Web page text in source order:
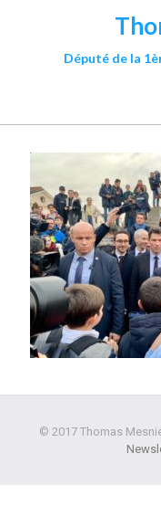
Député de la
© 2017 Thomas